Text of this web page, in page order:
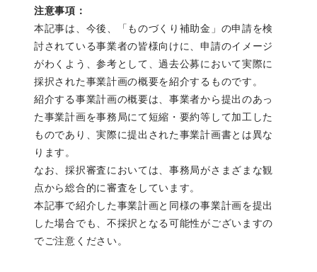
注意事項：
本記事は、今後、「ものづくり補助金」の申請を検
討されている事業者の皆様向けに、申請のイメージ
がわくよう、参考として、過去公募において実際に
採択された事業計画の概要を紹介するものです。
紹介する事業計画の概要は、事業者から提出のあっ
た事業計画を事務局にて短縮・要約等して加工した
ものであり、実際に提出された事業計画書とは異な
ります。
なお、採択審査においては、事務局がさまざまな観
点から総合的に審査をしています。
本記事で紹介した事業計画と同様の事業計画を提出
した場合でも、不採択となる可能性がございますの
でご注意ください。